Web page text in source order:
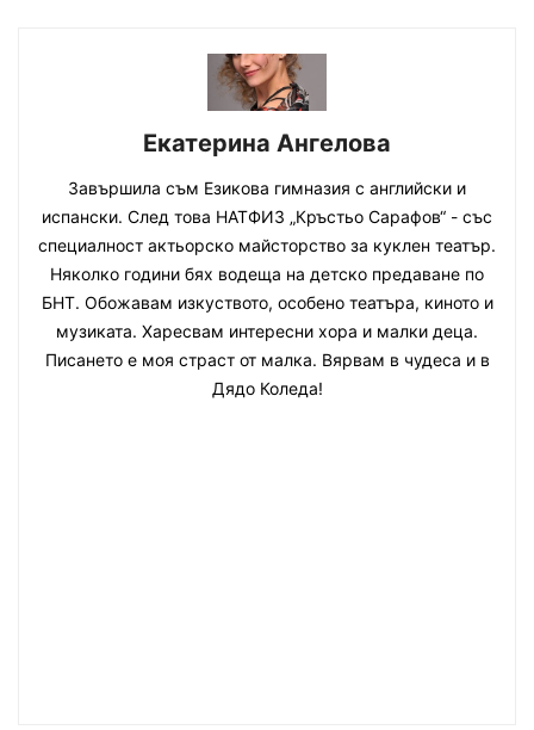
Екатерина Ангелова
Завършила съм Езикова гимназия с английски и
испански. След това НАТФИЗ „Кръстьо Сарафов“ - със
специалност актьорско майсторство за куклен театър.
Няколко години бях водеща на детско предаване по
БНТ. Обожавам изкуството, особено театъра, киното и
музиката. Харесвам интересни хора и малки деца.
Писането е моя страст от малка. Вярвам в чудеса и в
Дядо Коледа!